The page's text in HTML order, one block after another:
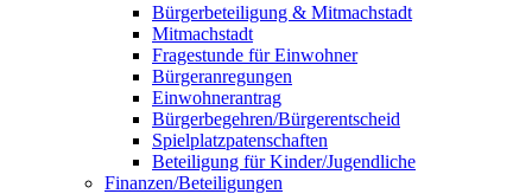
Bürgerbeteiligung & Mitmachstadt
Mitmachstadt
Fragestunde für Einwohner
Bürgeranregungen
Einwohnerantrag
Bürgerbegehren/Bürgerentscheid
Spielplatzpatenschaften
Beteiligung für Kinder/Jugendliche
Finanzen/Beteiligungen